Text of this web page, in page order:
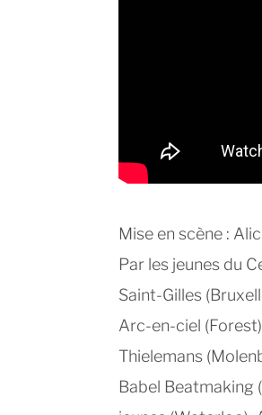
Mise en scène :
Par les jeunes du
Saint-Gilles
Arc-en-ciel
Thielemans
Babel Beatmaking